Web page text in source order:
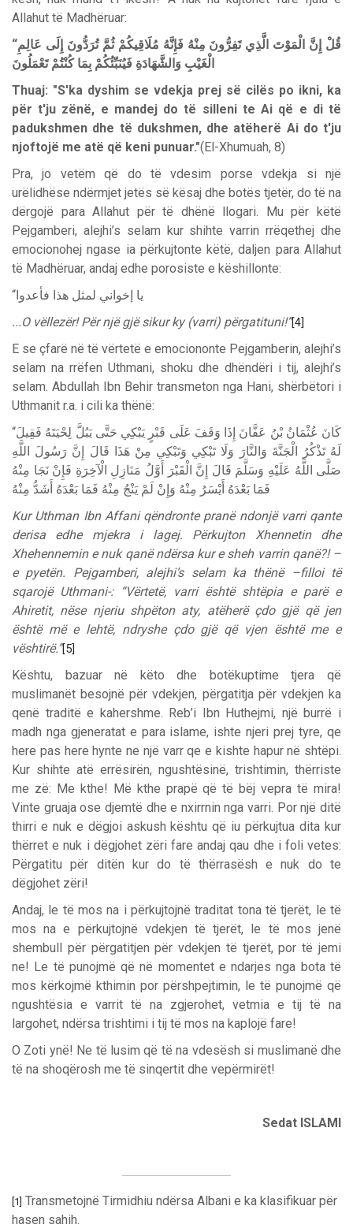
Allahut të Madhëruar:
“
قُلْ إِنَّ الْمَوْتَ الَّذِي تَفِرُّونَ مِنْهُ فَإِنَّهُ مُلَاقِيكُمْ ثُمَّ تُرَدُّونَ إِلَى عَالِمِ
الْغَيْبِ وَالشَّهَادَةِ فَيُنَبِّئُكُمْ بِمَا كُنْتُمْ تَعْمَلُونَ
Thuaj: "S'ka dyshim se vdekja prej së cilës po ikni, ka
për t'ju zënë, e mandej do të silleni te Ai që e di të
padukshmen dhe të dukshmen, dhe atëherë Ai do t'ju
njoftojë me atë që keni punuar."(El-Xhumuah, 8)
Pra, jo vetëm që do të vdesim porse vdekja si një
urëlidhëse ndërmjet jetës së kësaj dhe botës tjetër, do të na
dërgojë para Allahut për të dhënë llogari. Mu për këtë
Pejgamberi, alejhi’s selam kur shihte varrin rrëqethej dhe
emocionohej ngase ia përkujtonte këtë, daljen para Allahut
të Madhëruar, andaj edhe porosiste e këshillonte:
“
يا إخواني لمثل هذا فأعدوا
...O vëllezër! Për një gjë sikur ky (varri) përgatituni!”[4]
E se çfarë në të vërtetë e emociononte Pejgamberin, alejhi’s
selam na rrëfen Uthmani, shoku dhe dhëndëri i tij, alejhi’s
selam. Abdullah Ibn Behir transmeton nga Hani, shërbëtori i
Uthmanit r.a. i cili ka thënë:
“
كَانَ عُثْمَانُ بْنُ عَفَّانَ إِذَا وَقَفَ عَلَى قَبْرٍ يَبْكِي حَتَّى يَبُلَّ لِحْيَتَهُ فَقِيلَ
لَهُ تَذْكُرُ الْجَنَّةَ وَالنَّارَ وَلَا تَبْكِي وَتَبْكِي مِنْ هَذَا قَالَ إِنَّ رَسُولَ اللَّهِ
صَلَّى اللَّهُ عَلَيْهِ وَسَلَّمَ قَالَ إِنَّ الْقَبْرَ أَوَّلُ مَنَازِلِ الْآخِرَةِ فَإِنْ نَجَا مِنْهُ
فَمَا بَعْدَهُ أَيْسَرُ مِنْهُ وَإِنْ لَمْ يَنْجُ مِنْهُ فَمَا بَعْدَهُ أَشَدُّ مِنْهُ
Kur Uthman Ibn Affani qëndronte pranë ndonjë varri qante
derisa edhe mjekra i lagej. Përkujton Xhennetin dhe
Xhehennemin e nuk qanë ndërsa kur e sheh varrin qanë?! –
e pyetën. Pejgamberi, alejhi’s selam ka thënë –filloi të
sqarojë Uthmani-: “Vërtetë, varri është shtëpia e parë e
Ahiretit, nëse njeriu shpëton aty, atëherë çdo gjë që jen
është më e lehtë, ndryshe çdo gjë që vjen është me e
vështirë.”[5]
Kështu, bazuar në këto dhe botëkuptime tjera që
muslimanët besojnë për vdekjen, përgatitja për vdekjen ka
qenë traditë e kahershme. Reb’i Ibn Huthejmi, një burrë i
madh nga gjeneratat e para islame, ishte njeri prej tyre, qe
here pas here hynte ne një varr qe e kishte hapur në shtëpi.
Kur shihte atë errësirën, ngushtësinë, trishtimin, thërriste
me zë: Me kthe! Më kthe prapë që të bëj vepra të mira!
Vinte gruaja ose djemtë dhe e nxirrnin nga varri. Por një ditë
thirri e nuk e dëgjoi askush kështu që iu përkujtua dita kur
thërret e nuk i dëgjohet zëri fare andaj qau dhe i foli vetes:
Përgatitu për ditën kur do të thërrasësh e nuk do te
dëgjohet zëri!
Andaj, le të mos na i përkujtojnë traditat tona të tjerët, le të
mos na e përkujtojnë vdekjen të tjerët, le të mos jenë
shembull për përgatitjen për vdekjen të tjerët, por të jemi
ne! Le të punojmë që në momentet e ndarjes nga bota të
mos kërkojmë kthimin por përshpejtimin, le të punojmë që
ngushtësia e varrit të na zgjerohet, vetmia e tij të na
largohet, ndërsa trishtimi i tij të mos na kaplojë fare!
O Zoti ynë! Ne të lusim që të na vdesësh si muslimanë dhe
të na shoqërosh me të sinqertit dhe vepërmirët!
Sedat ISLAMI
[1] Transmetojnë Tirmidhiu ndërsa Albani e ka klasifikuar për
hasen sahih.